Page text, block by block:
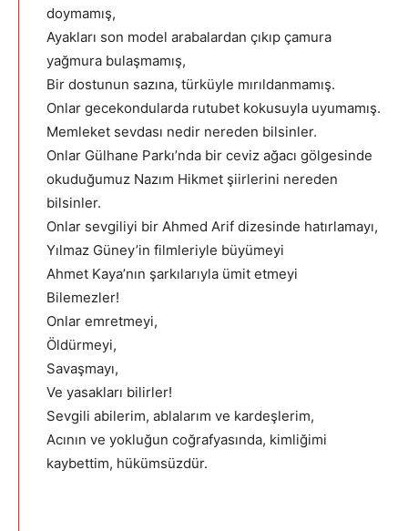
doymamış,
Ayakları son model arabalardan çıkıp çamura
yağmura bulaşmamış,
Bir dostunun sazına, türküyle mırıldanmamış.
Onlar gecekondularda rutubet kokusuyla uyumamış.
Memleket sevdası nedir nereden bilsinler.
Onlar Gülhane Parkı’nda bir ceviz ağacı gölgesinde
okuduğumuz Nazım Hikmet şiirlerini nereden
bilsinler.
Onlar sevgiliyi bir Ahmed Arif dizesinde hatırlamayı,
Yılmaz Güney’in filmleriyle büyümeyi
Ahmet Kaya’nın şarkılarıyla ümit etmeyi
Bilemezler!
Onlar emretmeyi,
Öldürmeyi,
Savaşmayı,
Ve yasakları bilirler!
Sevgili abilerim, ablalarım ve kardeşlerim,
Acının ve yokluğun coğrafyasında, kimliğimi
kaybettim, hükümsüzdür.